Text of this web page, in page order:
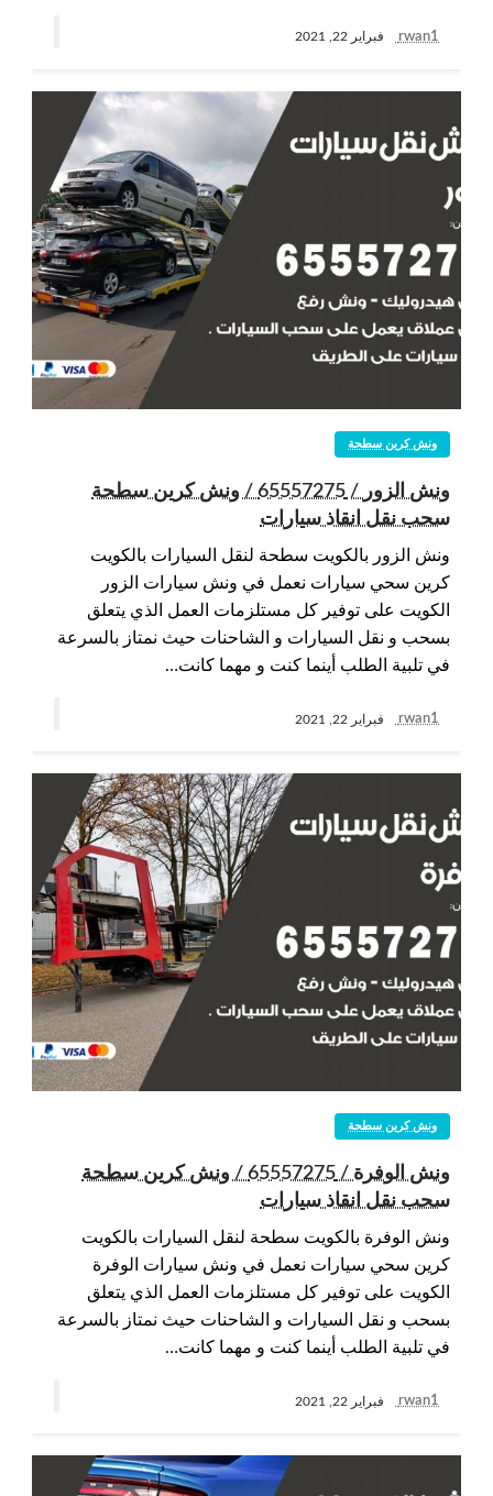
rwan1 فبراير 22, 2021
ونش كرين سطحة
ونش الزور / 65557275 / ونش كرين سطحة
سحب نقل انقاذ سيارات
ونش الزور بالكويت سطحة لنقل السيارات بالكويت
كرين سحي سيارات نعمل في ونش سيارات الزور
الكويت على توفير كل مستلزمات العمل الذي يتعلق
بسحب و نقل السيارات و الشاحنات حيث نمتاز بالسرعة
في تلبية الطلب أينما كنت و مهما كانت…
rwan1 فبراير 22, 2021
ونش كرين سطحة
ونش الوفرة / 65557275 / ونش كرين سطحة
سحب نقل انقاذ سيارات
ونش الوفرة بالكويت سطحة لنقل السيارات بالكويت
كرين سحي سيارات نعمل في ونش سيارات الوفرة
الكويت على توفير كل مستلزمات العمل الذي يتعلق
بسحب و نقل السيارات و الشاحنات حيث نمتاز بالسرعة
في تلبية الطلب أينما كنت و مهما كانت…
rwan1 فبراير 22, 2021